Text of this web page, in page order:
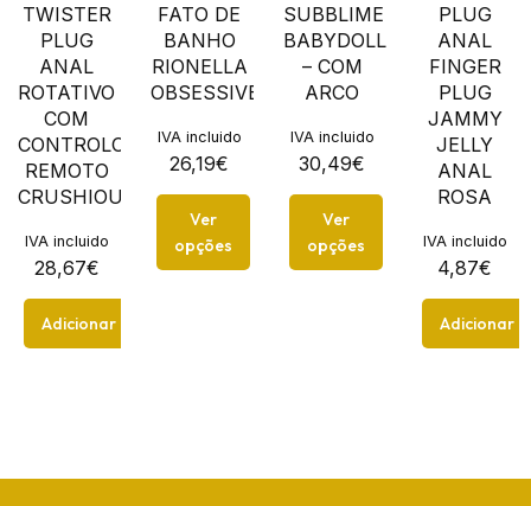
TWISTER
PLUG
ANAL
ROTATIVO
COM
CONTROLO
REMOTO
CRUSHIOUS
28,67€
IVA incluido
Adicionar
FATO DE
BANHO
RIONELLA
OBSESSIVE
26,19€
IVA incluido
Ver
opções
SUBBLIME
BABYDOLL
– COM
ARCO
30,49€
IVA incluido
Ver
opções
PLUG
ANAL
FINGER
PLUG
JAMMY
JELLY
ANAL
ROSA
4,87€
IVA incluido
Adicionar